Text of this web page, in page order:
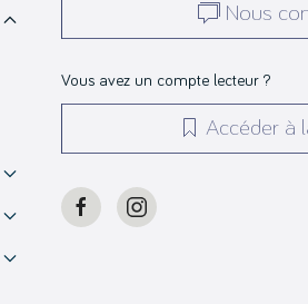
Nous
Vous avez un compte lecteur ?
Accéder à